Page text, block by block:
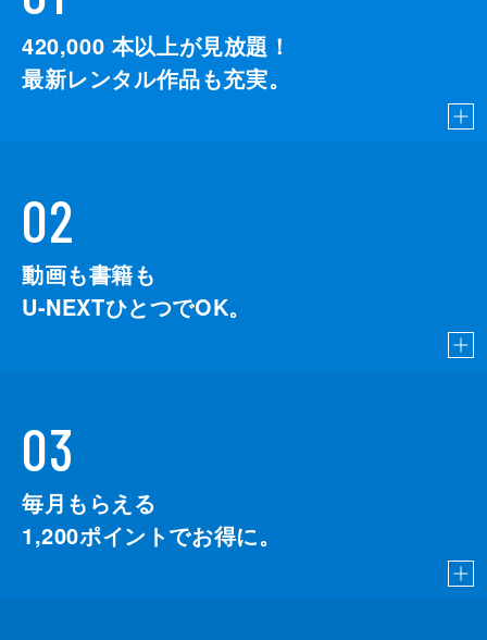
420,000 本以上が見放題！
最新レンタル作品も充実。
02
動画も書籍も
U-NEXTひとつでOK。
03
毎月もらえる
1,200ポイントでお得に。